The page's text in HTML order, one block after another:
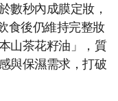
數秒內成膜定妝，
食後仍維持完整妝
山茶花籽油」，質
與保濕需求，打破